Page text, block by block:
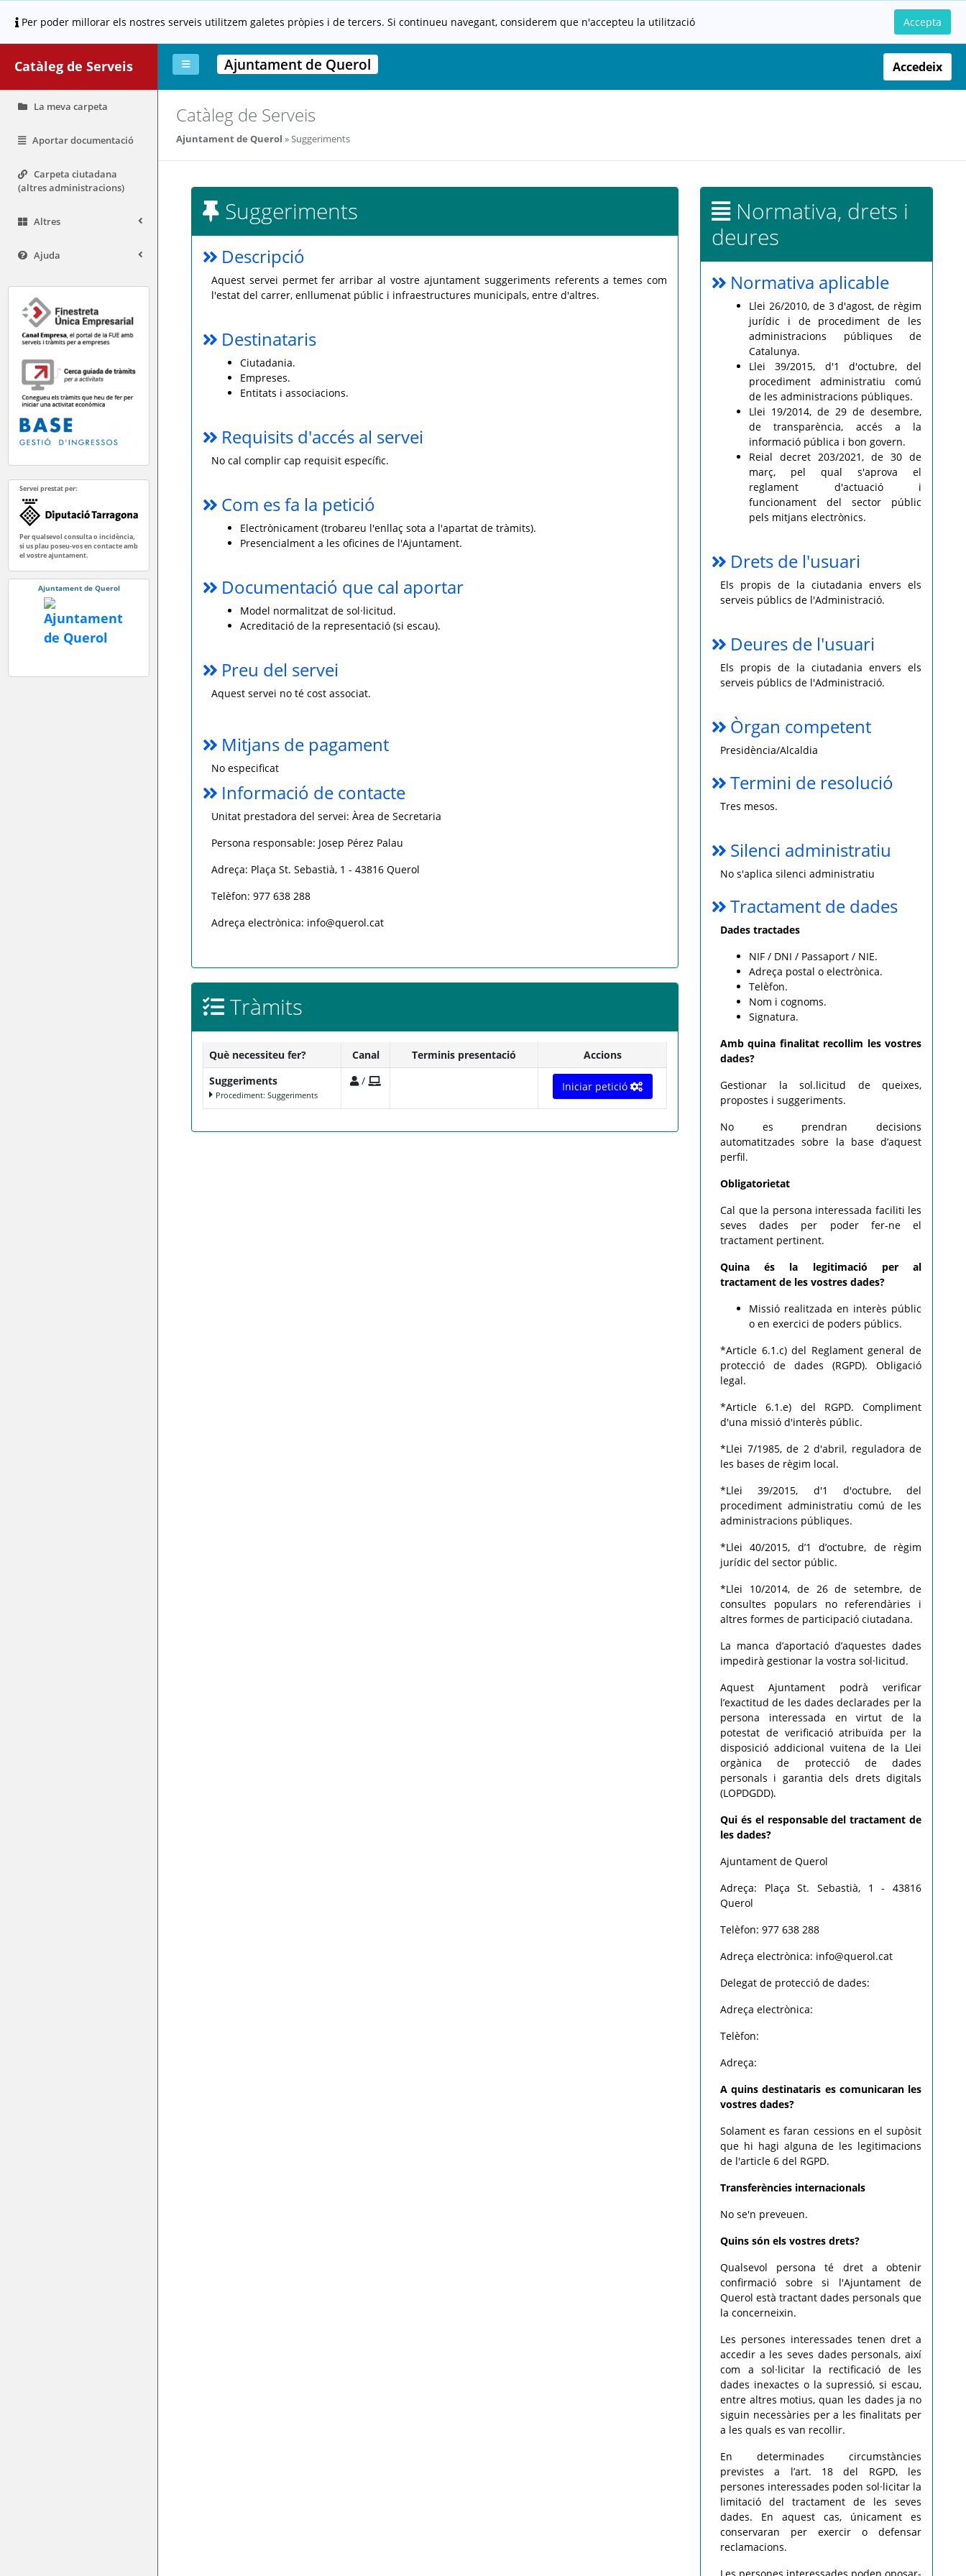
Per poder millorar els nostres serveis utilitzem galetes pròpies i de tercers. Si continueu navegant, considerem que n'accepteu la utilització Accepta
Catàleg de Serveis
La meva carpeta
Aportar documentació
Carpeta ciutadana
(altres administracions)
Altres
Ajuda
Servei prestat per:
Per qualsevol consulta o incidència,
si us plau poseu-vos en contacte amb
el vostre ajuntament.
Ajuntament de Querol
Ajuntament de Querol Accedeix
Catàleg de Serveis
Ajuntament de Querol Suggeriments
Suggeriments
Descripció
Aquest servei permet fer arribar al vostre ajuntament suggeriments referents a temes com
l'estat del carrer, enllumenat públic i infraestructures municipals, entre d'altres.
Destinataris
Ciutadania.
Empreses.
Entitats i associacions.
Requisits d'accés al servei
No cal complir cap requisit específic.
Com es fa la petició
Electrònicament (trobareu l'enllaç sota a l'apartat de tràmits).
Presencialment a les oficines de l'Ajuntament.
Documentació que cal aportar
Model normalitzat de sol·licitud.
Acreditació de la representació (si escau).
Preu del servei
Aquest servei no té cost associat.
Mitjans de pagament
No especificat
Informació de contacte
Unitat prestadora del servei: Àrea de Secretaria
Persona responsable: Josep Pérez Palau
Adreça: Plaça St. Sebastià, 1 - 43816 Querol
Telèfon: 977 638 288
Adreça electrònica: info@querol.cat
Tràmits
Què necessiteu fer? Canal Terminis presentació
Accions
Suggeriments
Procediment: Suggeriments
/ Iniciar petició
Normativa, drets i
deures
Normativa aplicable
Llei 26/2010, de 3 d'agost, de règim
jurídic i de procediment de les
administracions públiques de
Catalunya.
Llei 39/2015, d'1 d'octubre, del
procediment administratiu comú
de les administracions públiques.
Llei 19/2014, de 29 de desembre,
de transparència, accés a la
informació pública i bon govern.
Reial decret 203/2021, de 30 de
març, pel qual s'aprova el
reglament d'actuació i
funcionament del sector públic
pels mitjans electrònics.
Drets de l'usuari
Els propis de la ciutadania envers els
serveis públics de l'Administració.
Deures de l'usuari
Els propis de la ciutadania envers els
serveis públics de l'Administració.
Òrgan competent
Presidència/Alcaldia
Termini de resolució
Tres mesos.
Silenci administratiu
No s'aplica silenci administratiu
Tractament de dades
Dades tractades
NIF / DNI / Passaport / NIE.
Adreça postal o electrònica.
Telèfon.
Nom i cognoms.
Signatura.
Amb quina finalitat recollim les vostres
dades?
Gestionar la sol.licitud de queixes,
propostes i suggeriments.
No es prendran decisions
automatitzades sobre la base d’aquest
perfil.
Obligatorietat
Cal que la persona interessada faciliti les
seves dades per poder fer-ne el
tractament pertinent.
Quina és la legitimació per al
tractament de les vostres dades?
Missió realitzada en interès públic
o en exercici de poders públics.
*Article 6.1.c) del Reglament general de
protecció de dades (RGPD). Obligació
legal.
*Article 6.1.e) del RGPD. Compliment
d'una missió d'interès públic.
*Llei 7/1985, de 2 d'abril, reguladora de
les bases de règim local.
*Llei 39/2015, d'1 d'octubre, del
procediment administratiu comú de les
administracions públiques.
*Llei 40/2015, d’1 d’octubre, de règim
jurídic del sector públic.
*Llei 10/2014, de 26 de setembre, de
consultes populars no referendàries i
altres formes de participació ciutadana.
La manca d’aportació d’aquestes dades
impedirà gestionar la vostra sol·licitud.
Aquest Ajuntament podrà verificar
l’exactitud de les dades declarades per la
persona interessada en virtut de la
potestat de verificació atribuïda per la
disposició addicional vuitena de la Llei
orgànica de protecció de dades
personals i garantia dels drets digitals
(LOPDGDD).
Qui és el responsable del tractament de
les dades?
Ajuntament de Querol
Adreça: Plaça St. Sebastià, 1 - 43816
Querol
Telèfon: 977 638 288
Adreça electrònica: info@querol.cat
Delegat de protecció de dades:
Adreça electrònica:
Telèfon:
Adreça:
A quins destinataris es comunicaran les
vostres dades?
Solament es faran cessions en el supòsit
que hi hagi alguna de les legitimacions
de l'article 6 del RGPD.
Transferències internacionals
No se'n preveuen.
Quins són els vostres drets?
Qualsevol persona té dret a obtenir
confirmació sobre si l'Ajuntament de
Querol està tractant dades personals que
la concerneixin.
Les persones interessades tenen dret a
accedir a les seves dades personals, així
com a sol·licitar la rectificació de les
dades inexactes o la supressió, si escau,
entre altres motius, quan les dades ja no
siguin necessàries per a les finalitats per
a les quals es van recollir.
En determinades circumstàncies
previstes a l’art. 18 del RGPD, les
persones interessades poden sol·licitar la
limitació del tractament de les seves
dades. En aquest cas, únicament es
conservaran per exercir o defensar
reclamacions.